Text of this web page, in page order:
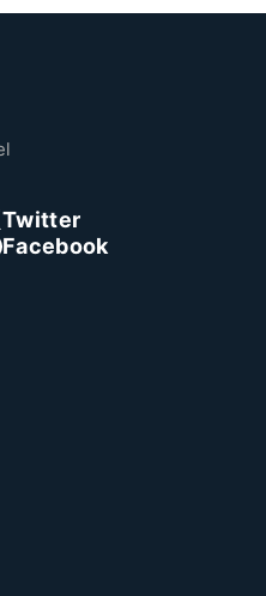
Twitter
Facebook